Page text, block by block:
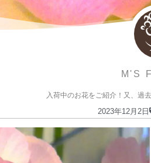
M'S
入荷中のお花をご紹介！又、過
2023年12月2日